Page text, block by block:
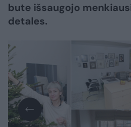
bute išsaugojo
detales.